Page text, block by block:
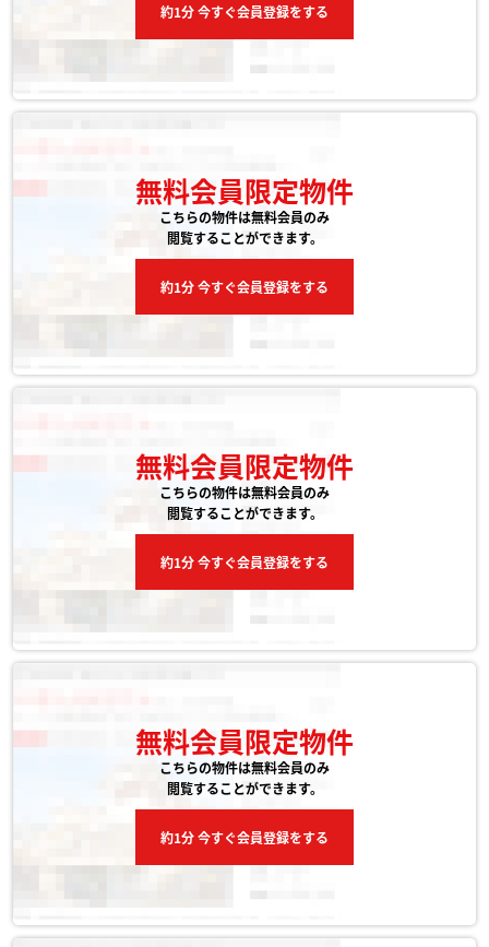
約1分 今すぐ会員登録をする
無料会員限定物件
こちらの物件は無料会員のみ
閲覧することができます。
約1分 今すぐ会員登録をする
無料会員限定物件
こちらの物件は無料会員のみ
閲覧することができます。
約1分 今すぐ会員登録をする
無料会員限定物件
こちらの物件は無料会員のみ
閲覧することができます。
約1分 今すぐ会員登録をする